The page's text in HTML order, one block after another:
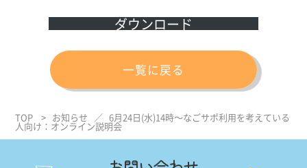
ダウンロード
一覧に戻る
TOP > お知らせ ／6月24日(水)14時～なごサポ利用を考えている
人向け：オンライン説明会